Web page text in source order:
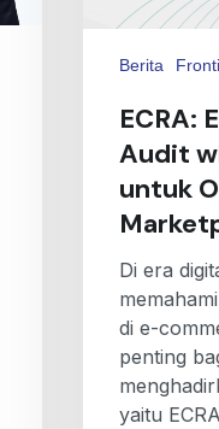
Berita
ECRA:
Audit
untuk
Di era
di e-
penting
yaitu